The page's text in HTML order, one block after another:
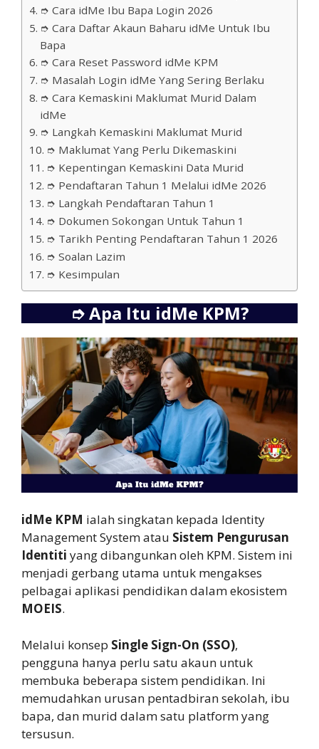
➮ Cara idMe Ibu Bapa Login 2026
➮ Cara Daftar Akaun Baharu idMe Untuk Ibu
Bapa
➮ Cara Reset Password idMe KPM
➮ Masalah Login idMe Yang Sering Berlaku
➮ Cara Kemaskini Maklumat Murid Dalam
idMe
➮ Langkah Kemaskini Maklumat Murid
➮ Maklumat Yang Perlu Dikemaskini
➮ Kepentingan Kemaskini Data Murid
➮ Pendaftaran Tahun 1 Melalui idMe 2026
➮ Langkah Pendaftaran Tahun 1
➮ Dokumen Sokongan Untuk Tahun 1
➮ Tarikh Penting Pendaftaran Tahun 1 2026
➮ Soalan Lazim
➮ Kesimpulan
➮Apa Itu idMe KPM?
idMe KPM ialah singkatan kepada Identity
Management System atau Sistem Pengurusan
Identiti yang dibangunkan oleh KPM. Sistem ini
menjadi gerbang utama untuk mengakses
pelbagai aplikasi pendidikan dalam ekosistem
MOEIS.
Melalui konsep Single Sign-On (SSO),
pengguna hanya perlu satu akaun untuk
membuka beberapa sistem pendidikan. Ini
memudahkan urusan pentadbiran sekolah, ibu
bapa, dan murid dalam satu platform yang
tersusun.